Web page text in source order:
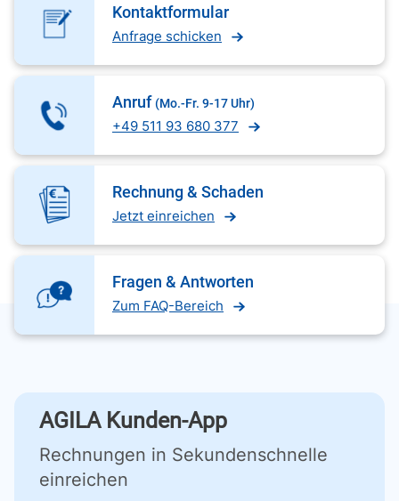
Kontaktformular
Anfrage schicken
Anruf (Mo.-Fr. 9-17 Uhr)
+49 511 93 680 377
Rechnung & Schaden
Jetzt einreichen
Fragen & Antworten
Zum FAQ-Bereich
AGILA Kunden-App
Rechnungen in Sekundenschnelle
einreichen